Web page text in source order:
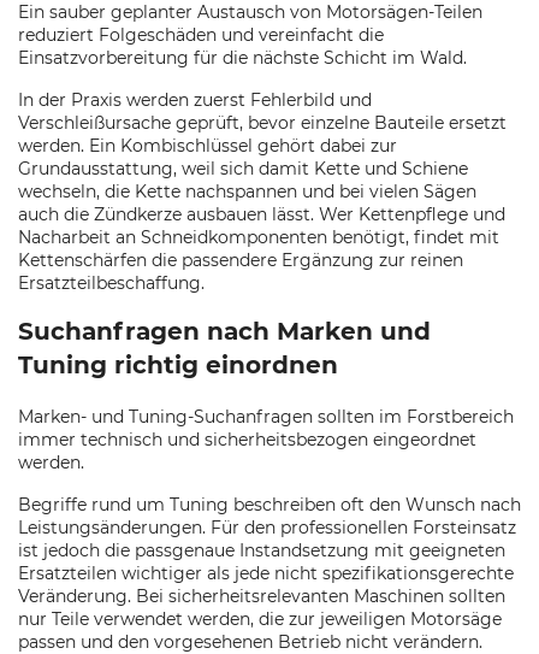
Ein sauber geplanter Austausch von Motorsägen-Teilen
reduziert Folgeschäden und vereinfacht die
Einsatzvorbereitung für die nächste Schicht im Wald.
In der Praxis werden zuerst Fehlerbild und
Verschleißursache geprüft, bevor einzelne Bauteile ersetzt
werden. Ein Kombischlüssel gehört dabei zur
Grundausstattung, weil sich damit Kette und Schiene
wechseln, die Kette nachspannen und bei vielen Sägen
auch die Zündkerze ausbauen lässt. Wer Kettenpflege und
Nacharbeit an Schneidkomponenten benötigt, findet mit
Kettenschärfen die passendere Ergänzung zur reinen
Ersatzteilbeschaffung.
Suchanfragen nach Marken und
Tuning richtig einordnen
Marken- und Tuning-Suchanfragen sollten im Forstbereich
immer technisch und sicherheitsbezogen eingeordnet
werden.
Begriffe rund um Tuning beschreiben oft den Wunsch nach
Leistungsänderungen. Für den professionellen Forsteinsatz
ist jedoch die passgenaue Instandsetzung mit geeigneten
Ersatzteilen wichtiger als jede nicht spezifikationsgerechte
Veränderung. Bei sicherheitsrelevanten Maschinen sollten
nur Teile verwendet werden, die zur jeweiligen Motorsäge
passen und den vorgesehenen Betrieb nicht verändern.